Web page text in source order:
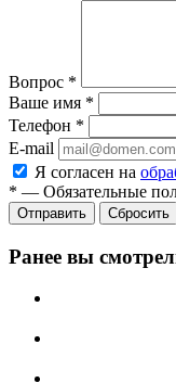
Вопрос *
Ваше имя *
Телефон *
E-mail
Я согласен на
* — Обязательные
Отправить Сбросить
Ранее вы